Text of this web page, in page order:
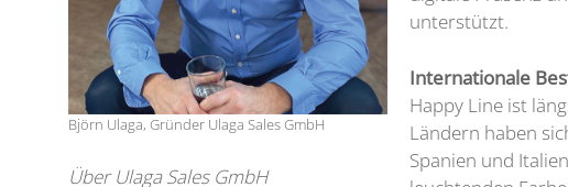
Björn Ulaga, Gründer Ulaga Sales GmbH
Über Ulaga Sales GmbH
unterstützt.
Internationale
Happy Line ist
Ländern haben
Spanien und